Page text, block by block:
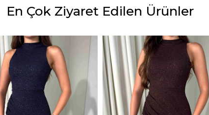
En Çok Ziyaret Edilen Ürünler